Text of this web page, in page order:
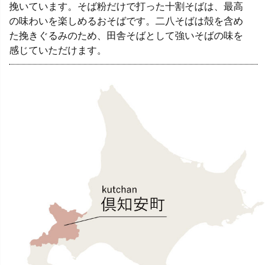
挽いています。そば粉だけで打った十割そばは、最高
の味わいを楽しめるおそばです。二八そばは殻を含め
た挽きぐるみのため、田舎そばとして強いそばの味を
感じていただけます。